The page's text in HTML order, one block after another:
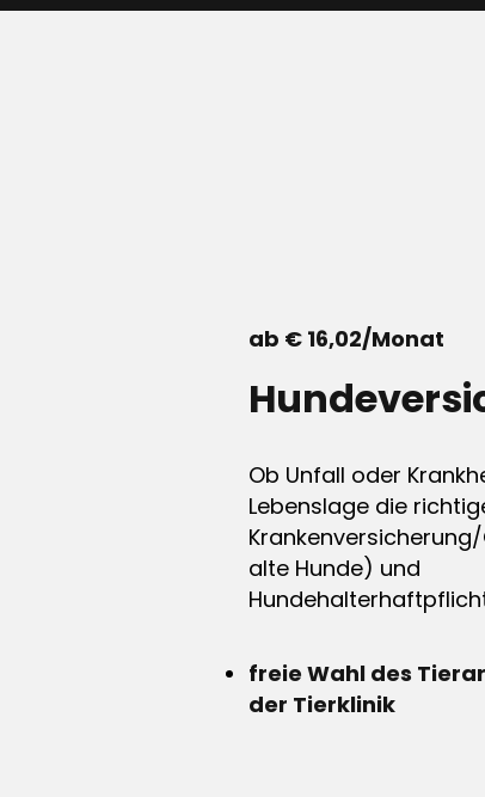
ab € 16,02/Monat
Ob Unfall oder
Lebenslage die
alte Hunde) und
freie Wahl des
der Tierklinik